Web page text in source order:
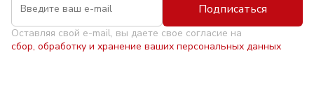
Подписаться
Оставляя свой e-mail, вы даете свое согласие на
сбор, обработку и хранение ваших персональных данных